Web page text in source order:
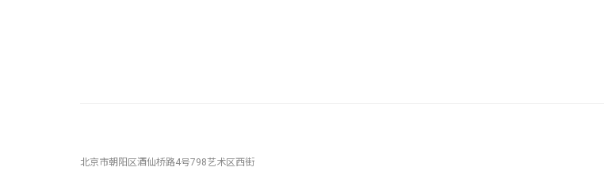
北京市朝阳区酒仙桥路4号798艺术区西街